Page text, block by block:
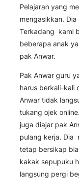
Pelajaran yang
mengasikkan.
Terkadang kami
beberapa anak
pak Anwar.
Pak Anwar guru
harus berkali-kali
Anwar tidak
tukang ojek
juga diajar pak
pulang kerja. Dia
tetap bersikap
kakak sepupuku
langsung pergi